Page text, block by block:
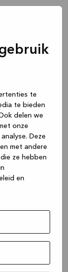
te
te bieden
delen we
onze
Deze
met andere
ze hebben
en
for more